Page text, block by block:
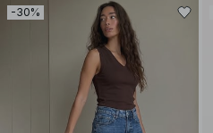
-30%